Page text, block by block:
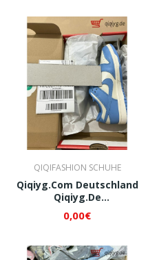
QIQIFASHION SCHUHE
Qiqiyg.com Deutschland
Qiqiyg.de
QI254
0,00€